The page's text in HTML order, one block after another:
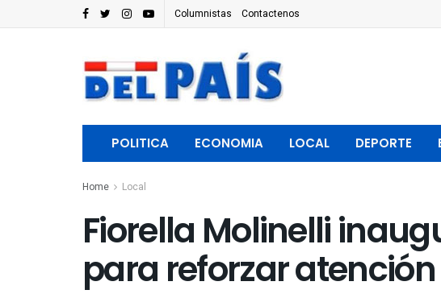
Columnistas Contactenos
POLITICA ECONOMIA LOCAL DEPORTE
Home Local
Fiorella Molinelli
para reforzar